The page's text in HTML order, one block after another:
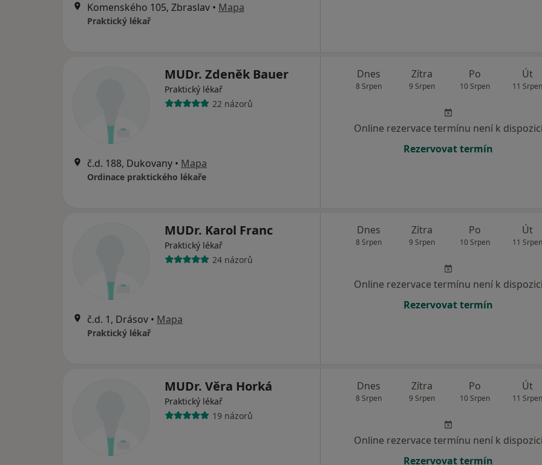
Komenského 105, Zbraslav • Mapa
Praktický lékař
MUDr. Zdeněk Bauer
Praktický lékař
22 názorů
č.d. 188, Dukovany • Mapa
Ordinace praktického lékaře
Dnes
8 Srpen
Zítra
9 Srpen
Po
10 Srpen
Út
11 Srpen
Online rezervace termínu není k dispozici
Rezervovat termín
MUDr. Karol Franc
Praktický lékař
24 názorů
č.d. 1, Drásov • Mapa
Praktický lékař
Dnes
8 Srpen
Zítra
9 Srpen
Po
10 Srpen
Út
11 Srpen
Online rezervace termínu není k dispozici
Rezervovat termín
MUDr. Věra Horká
Praktický lékař
19 názorů
Dnes
8 Srpen
Zítra
9 Srpen
Po
10 Srpen
Út
11 Srpen
Online rezervace termínu není k dispozici
Rezervovat termín